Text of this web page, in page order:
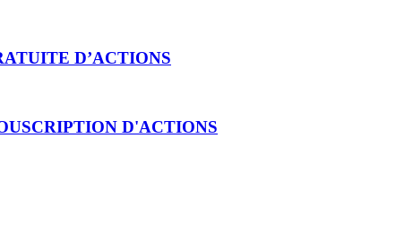
D’ACTIONS
D'ACTIONS